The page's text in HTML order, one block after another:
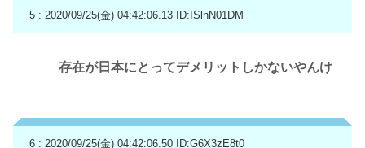
5 : 2020/09/25(金) 04:42:06.13 ID:ISlnN01DM
存在が日本にとってデメリットしかないやんけ
6 : 2020/09/25(金) 04:42:06.50 ID:G6X3zE8t0